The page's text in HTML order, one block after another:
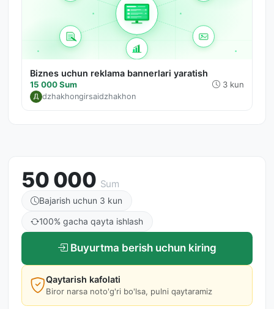
Biznes uchun reklama bannerlari yaratish
15 000 Sum 3 kun
dzhakhongirsaidzhakhon
50 000 Sum
Bajarish uchun 3 kun
100% gacha qayta ishlash
Buyurtma berish uchun kiring
Qaytarish kafolati
Biror narsa noto'g'ri bo'lsa, pulni qaytaramiz